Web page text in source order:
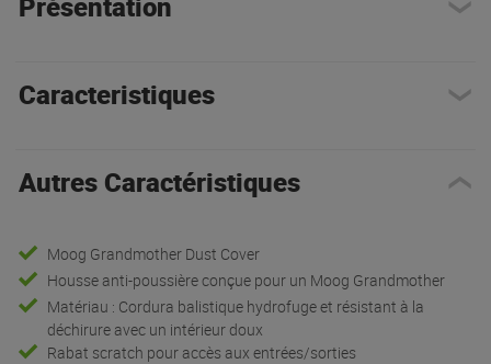
Caracteristiques
Autres Caractéristiques
Moog Grandmother Dust Cover
Housse anti-poussière conçue pour un Moog Grandmother
Matériau : Cordura balistique hydrofuge et résistant à la
déchirure avec un intérieur doux
Rabat scratch pour accès aux entrées/sorties